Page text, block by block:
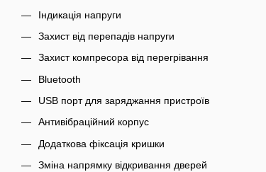
Індикація напруги
Захист від перепадів напруги
Захист компресора від перегрівання
Bluetooth
USB порт для заряджання пристроїв
Антивібраційний корпус
Додаткова фіксація кришки
Зміна напрямку відкривання дверей